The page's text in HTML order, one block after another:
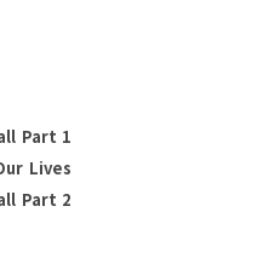
Part 1
Lives
Part 2